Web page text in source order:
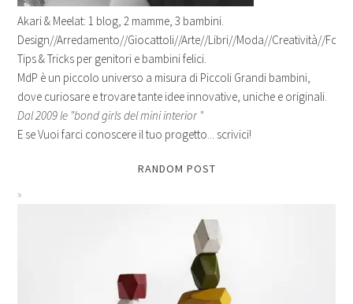
Akari & Meelat: 1 blog, 2 mamme, 3 bambini.
Design//Arredamento//Giocattoli//Arte//Libri//Moda//Creatività//
Tips & Tricks per genitori e bambini felici.
MdP è un piccolo universo a misura di Piccoli Grandi bambini,
dove curiosare e trovare tante idee innovative, uniche e originali.
Dal 2009 le "bond girls del mini interior "
E se Vuoi farci conoscere il tuo progetto... scrivici!
RANDOM POST